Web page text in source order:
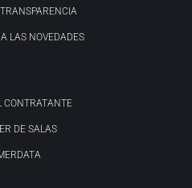
LAS NOVEDADES
CONTRATANTE
DE SALAS